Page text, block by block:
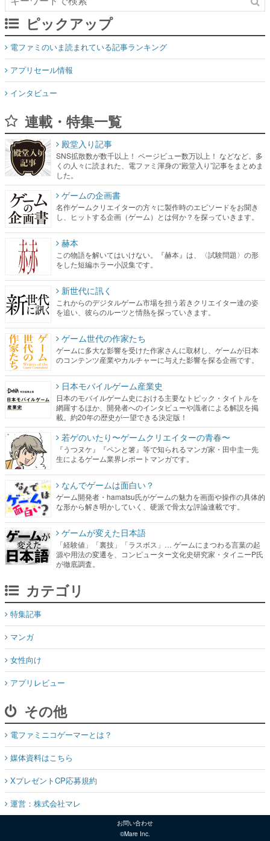
ピックアップ
電ファミのいま読まれている記事ランキング
アプリセール情報
インタビュー
連載・特集一覧
殿堂入り記事
SNS拡散数が数千以上！ ページビュー数万以上！ などなど。多
くの人々に読まれた、電ファミ渾身の“殿堂入り”記事をまとめま
した。
ゲームの企画書
名作ゲームクリエイターの方々に製作時のエピソードをお聞き
し、ヒットする企画（ゲーム）とは何か？を探っていきます。
赫本
この物語を解いてはいけない。『赫本』は、〈試験問題〉の形
をした短編ホラー小説集です。
新世代に訊く
これからのデジタルゲーム市場を担う若きクリエイター達の姿
を追い、彼らのルーツと情熱を探っていきます。
ゲーム世代の作家たち
ゲームに多大な影響を受けた作家さんに取材し、ゲームが日本
のコンテンツ産業やカルチャーに与えた影響を探る企画です。
日本モバイルゲーム産業史
日本のモバイルゲーム史における主要なトピック・タイトルを
網羅するほか、開発者へのインタビューや識者による解説を掲
載。約20年の歴史が一望できる決定版！
若ゲのいたり〜ゲームクリエイターの青春〜
『うつヌケ』『ペンと箸』等で知られるマンガ家・田中圭一先
生によるゲーム業界レポートマンガです。
なんでゲームは面白い？
ゲーム開発者・hamatsu氏がゲームの魅力を画面や操作の具体的
な形から解き明かしていく、硬派で骨太な評論連載です。
ゲームが変えた日本語
「経験値」「裏技」「ラスボス」… ゲームにまつわる言葉の起
源や用法の変遷を、コンピューター文化史研究家・タイニーP氏
が徹底調査。
カテゴリ
特集記事
マンガ
女性向け
アプリレビュー
その他
電ファミニコゲーマーとは？
媒体資料はこちら
XプレゼントCP応募規約
運営：株式会社マレ
お問い合わせ
©Mare Inc.